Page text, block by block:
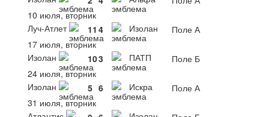
10 июля, вторник
Луч-Атлет
11 4 Изолан
Поле А
17 июля, вторник
Изолан
103 ПАТП
Поле Б
24 июля, вторник
Изолан
5 6 Искра
Поле А
31 июля, вторник